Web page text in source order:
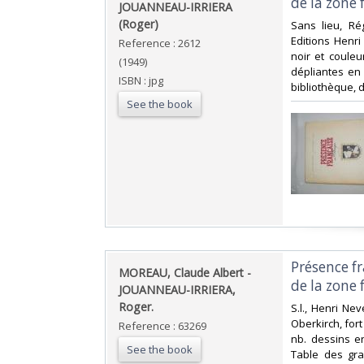
JOUANNEAU-IRRIERA
(Roger)‎
Reference : 2612
(1949)
ISBN : jpg
See the book
‎Sans lieu,
Editions
noir et
dépliantes
bibliothèque,
‎MOREAU, Claude Albert -
JOUANNEAU-IRRIERA,
Roger.‎
Reference : 63269
See the book
‎Présence
de la zone
‎S.l., Henri
Oberkirch,
nb. dessins
Table des